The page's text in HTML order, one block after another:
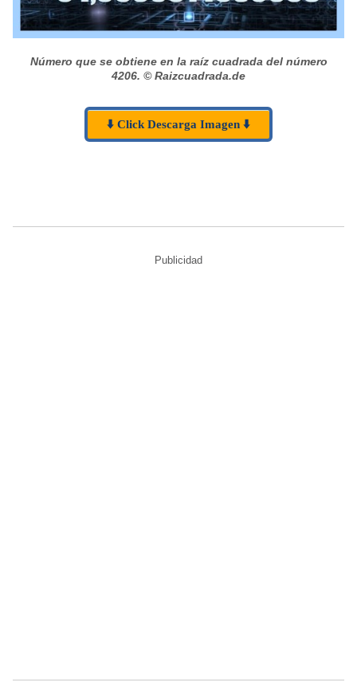
Número que se obtiene en la raíz cuadrada del número
4206. © Raizcuadrada.de
⬇️ Click Descarga Imagen ⬇️
Publicidad